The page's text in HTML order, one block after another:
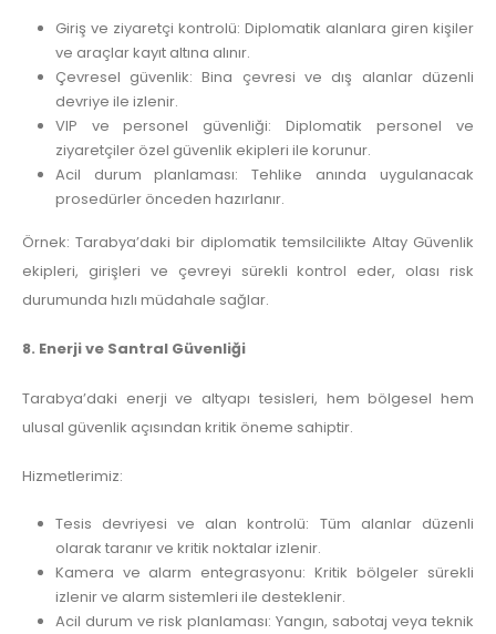
Giriş ve ziyaretçi kontrolü: Diplomatik alanlara giren kişiler
ve araçlar kayıt altına alınır.
Çevresel güvenlik: Bina çevresi ve dış alanlar düzenli
devriye ile izlenir.
VIP ve personel güvenliği: Diplomatik personel ve
ziyaretçiler özel güvenlik ekipleri ile korunur.
Acil durum planlaması: Tehlike anında uygulanacak
prosedürler önceden hazırlanır.
Örnek: Tarabya’daki bir diplomatik temsilcilikte Altay Güvenlik
ekipleri, girişleri ve çevreyi sürekli kontrol eder, olası risk
durumunda hızlı müdahale sağlar.
8. Enerji ve Santral Güvenliği
Tarabya’daki enerji ve altyapı tesisleri, hem bölgesel hem
ulusal güvenlik açısından kritik öneme sahiptir.
Hizmetlerimiz:
Tesis devriyesi ve alan kontrolü: Tüm alanlar düzenli
olarak taranır ve kritik noktalar izlenir.
Kamera ve alarm entegrasyonu: Kritik bölgeler sürekli
izlenir ve alarm sistemleri ile desteklenir.
Acil durum ve risk planlaması: Yangın, sabotaj veya teknik